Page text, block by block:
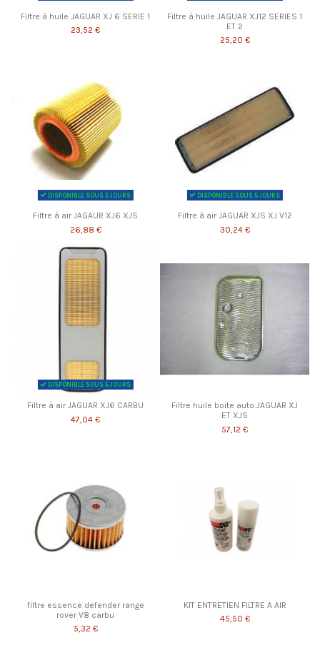
Filtre à huile JAGUAR XJ 6 SERIE 1
23,52 €
Filtre à huile JAGUAR XJ12 SERIES 1
ET 2
25,20 €
DISPONIBLE SOUS 5 JOURS
Filtre à air JAGAUR XJ6 XJS
26,88 €
DISPONIBLE SOUS 5 JOURS
Filtre à air JAGUAR XJS XJ V12
30,24 €
DISPONIBLE SOUS 5 JOURS
Filtre à air JAGUAR XJ6 CARBU
47,04 €
Filtre huile boite auto JAGUAR XJ
ET XJS
57,12 €
filtre essence defender range
rover V8 carbu
5,32 €
KIT ENTRETIEN FILTRE A AIR
45,50 €